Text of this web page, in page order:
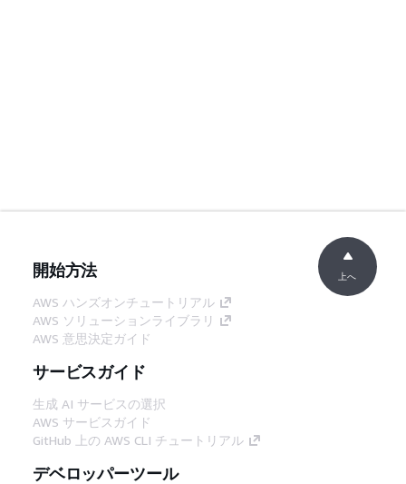
開始方法
AWS ハンズオンチュートリアル
AWS ソリューションライブラリ
AWS 意思決定ガイド
サービスガイド
生成 AI サービスの選択
AWS サービスガイド
GitHub 上の AWS CLI チュートリアル
デベロッパーツール
上へ